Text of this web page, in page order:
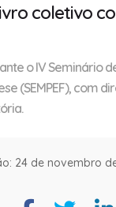
coletivo
o IV Seminário
(SEMPEF), com
24 de novembro